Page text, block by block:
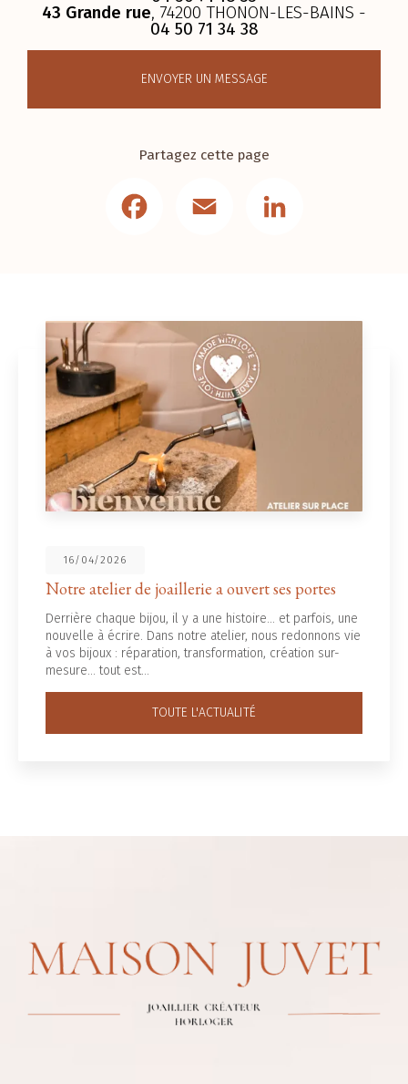
43 Grande rue, 74200 THONON-LES-BAINS -
04 50 71 34 38
ENVOYER UN MESSAGE
Partagez cette page
atelier de joaillerie a ouvert ses portes
chaque bijou, il y a une histoire... et parfois, une
à écrire. Dans notre atelier, nous redonnons vie
bijoux : réparation, transformation, création sur-
tout est…
TOUTE L'ACTUALITÉ